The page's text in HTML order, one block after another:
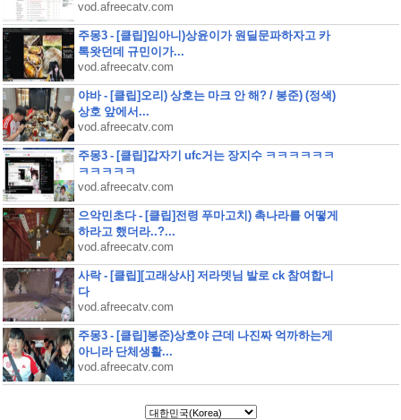
vod.afreecatv.com
주몽3 - [클립]임아니)상윤이가 원딜문파하자고 카
톡왓던데 규민이가...
vod.afreecatv.com
야바 - [클립]오리) 상호는 마크 안 해? / 봉준) (정색)
상호 앞에서...
vod.afreecatv.com
주몽3 - [클립]갑자기 ufc거는 장지수 ㅋㅋㅋㅋㅋㅋ
ㅋㅋㅋㅋㅋ
vod.afreecatv.com
으악민초다 - [클립]전령 푸마고치) 촉나라를 어떻게
하라고 했더라..?...
vod.afreecatv.com
사락 - [클립][고래상사] 저라뎃님 발로 ck 참여합니
다
vod.afreecatv.com
주몽3 - [클립]봉준)상호야 근데 나진짜 억까하는게
아니라 단체생활...
vod.afreecatv.com